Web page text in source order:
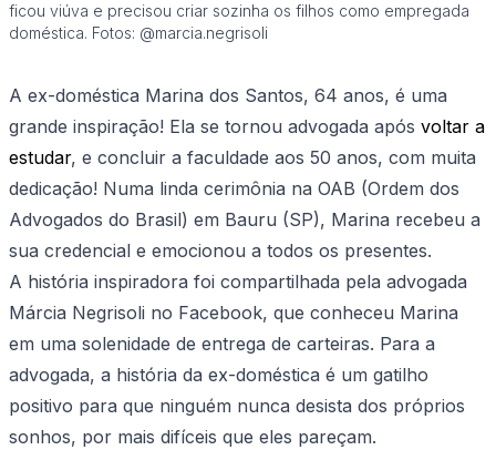
ficou viúva e precisou criar sozinha os filhos como empregada
doméstica. Fotos: @marcia.negrisoli
A ex-doméstica Marina dos Santos, 64 anos, é uma
grande inspiração! Ela se tornou advogada após voltar a
estudar, e concluir a faculdade aos 50 anos, com muita
dedicação! Numa linda cerimônia na OAB (Ordem dos
Advogados do Brasil) em Bauru (SP), Marina recebeu a
sua credencial e emocionou a todos os presentes.
A história inspiradora foi compartilhada pela advogada
Márcia Negrisoli no Facebook, que conheceu Marina
em uma solenidade de entrega de carteiras. Para a
advogada, a história da ex-doméstica é um gatilho
positivo para que ninguém nunca desista dos próprios
sonhos, por mais difíceis que eles pareçam.